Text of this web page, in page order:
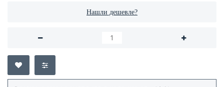
Нашли дешевле?